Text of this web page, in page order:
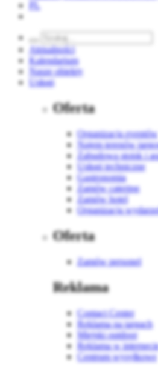
PL
Aktualności
Kalendarium
Nasze obiekty
Usługi
Oferta
Organizacja eventów
Najem terenów
Zabudowa stoisk i
Usługi techniczne
Gastronomia
Zamów catering
Zamów hotel
Organizacja
Oferta
Zamów personel
Reklama
Contact Center
Reklama na targach
Miejski outdoor
Reklama w
Centrum wysyłkowe